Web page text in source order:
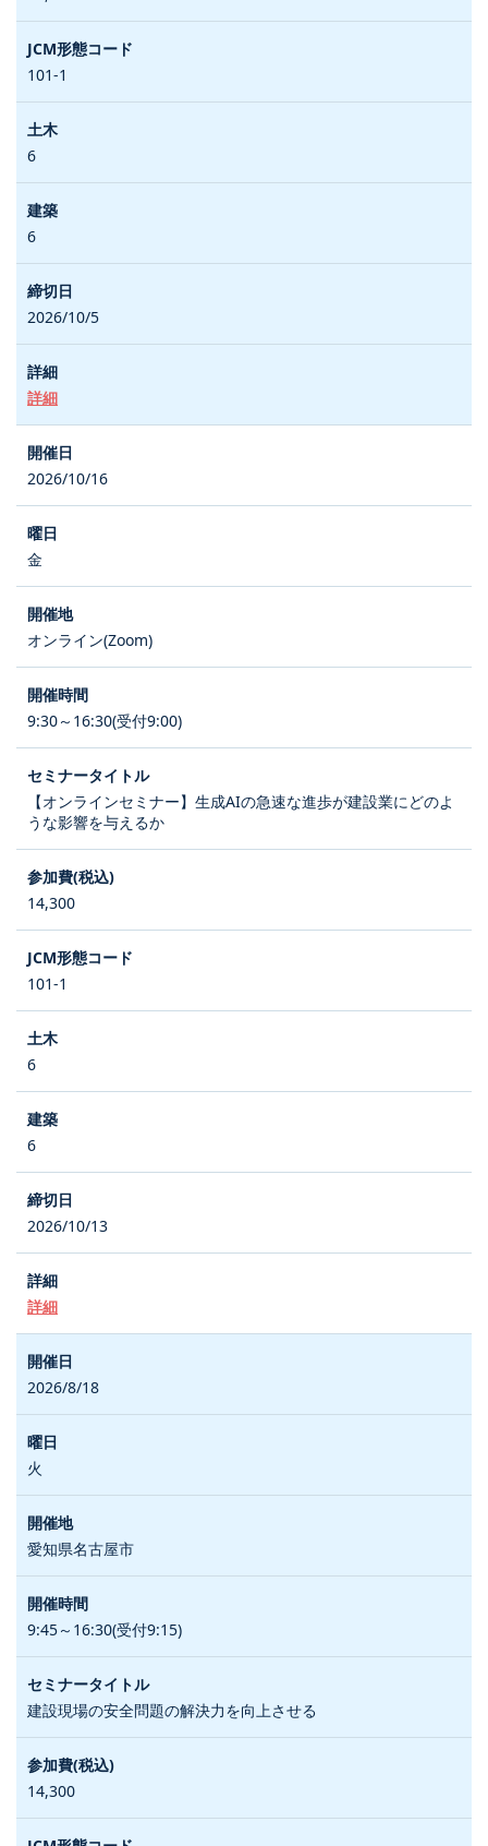
101-1
6
6
2026/10/5
詳細
2026/10/16
金
オンライン(Zoom)
9:30～16:30(受付9:00)
【オンラインセミナー】生成AIの急速な進歩が建設業にどのよ
うな影響を与えるか
14,300
101-1
6
6
2026/10/13
詳細
2026/8/18
火
愛知県名古屋市
9:45～16:30(受付9:15)
建設現場の安全問題の解決力を向上させる
14,300